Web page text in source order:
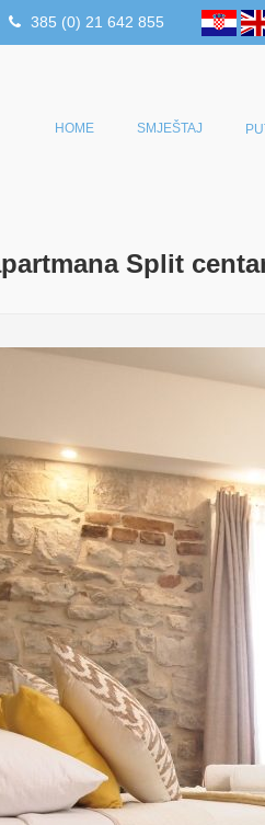
385 (0) 21 642 855
HOME SMJEŠTAJ
Split